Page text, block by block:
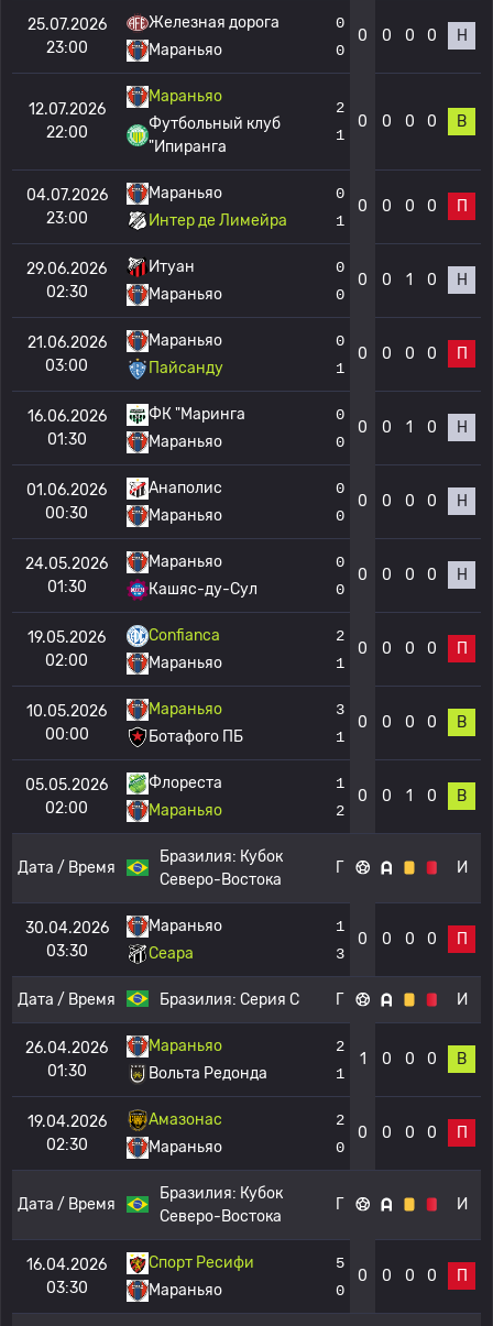
25.07.2026
23:00
Железная дорога
Мараньяо
0
0
0 0 0 0 Н
12.07.2026
22:00
Мараньяо
Футбольный клуб
"Ипиранга
2
1
0 0 0 0 В
04.07.2026
23:00
Мараньяо
Интер де Лимейра
0
1
0 0 0 0 П
29.06.2026
02:30
Итуан
Мараньяо
0
0
0 0 1 0 Н
21.06.2026
03:00
Мараньяо
Пайсанду
0
1
0 0 0 0 П
16.06.2026
01:30
ФК "Маринга
Мараньяо
0
0
0 0 1 0 Н
01.06.2026
00:30
Анаполис
Мараньяо
0
0
0 0 0 0 Н
24.05.2026
01:30
Мараньяо
Кашяс-ду-Сул
0
0
0 0 0 0 Н
19.05.2026
02:00
Confianca
Мараньяо
2
1
0 0 0 0 П
10.05.2026
00:00
Мараньяо
Ботафого ПБ
3
1
0 0 0 0 В
05.05.2026
02:00
Флореста
Мараньяо
1
2
0 0 1 0 В
Дата / Время
Бразилия: Кубок
Северо-Востока
Г И
30.04.2026
03:30
Мараньяо
Сеара
1
3
0 0 0 0 П
Дата / Время Бразилия: Серия C Г И
26.04.2026
01:30
Мараньяо
Вольта Редонда
2
1
1 0 0 0 В
19.04.2026
02:30
Амазонас
Мараньяо
2
0
0 0 0 0 П
Дата / Время
Бразилия: Кубок
Северо-Востока
Г И
16.04.2026
03:30
Спорт Ресифи
Мараньяо
5
0
0 0 0 0 П